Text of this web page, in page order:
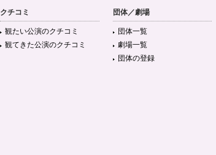
クチコミ
観たい公演のクチコミ
観てきた公演のクチコミ
団体／劇場
団体一覧
劇場一覧
団体の登録